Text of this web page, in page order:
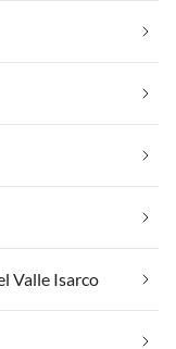
Valle Isarco